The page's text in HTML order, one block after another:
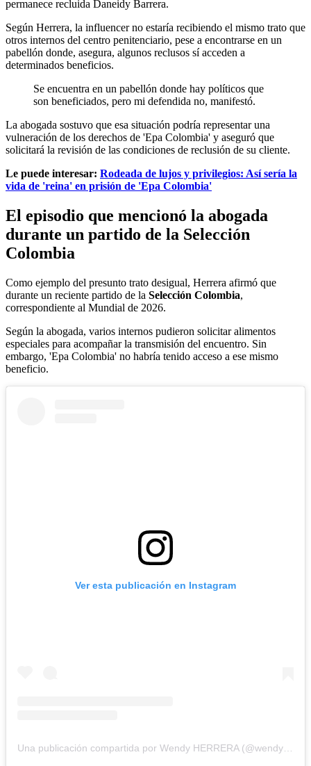
permanece recluida Daneidy Barrera.
Según Herrera, la influencer no estaría recibiendo el mismo trato que
otros internos del centro penitenciario, pese a encontrarse en un
pabellón donde, asegura, algunos reclusos sí acceden a
determinados beneficios.
Se encuentra en un pabellón donde hay políticos que
son beneficiados, pero mi defendida no, manifestó.
La abogada sostuvo que esa situación podría representar una
vulneración de los derechos de 'Epa Colombia' y aseguró que
solicitará la revisión de las condiciones de reclusión de su cliente.
Le puede interesar: Rodeada de lujos y privilegios: Así sería la
vida de 'reina' en prisión de 'Epa Colombia'
El episodio que mencionó la abogada
durante un partido de la Selección
Colombia
Como ejemplo del presunto trato desigual, Herrera afirmó que
durante un reciente partido de la Selección Colombia,
correspondiente al Mundial de 2026.
Según la abogada, varios internos pudieron solicitar alimentos
especiales para acompañar la transmisión del encuentro. Sin
embargo, 'Epa Colombia' no habría tenido acceso a ese mismo
beneficio.
Ver esta publicación en Instagram
Una publicación compartida por Wendy HERRERA (@wendy_herrera_lawyer)